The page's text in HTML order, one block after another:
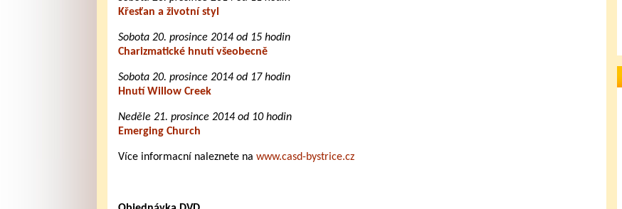
Křesťan a životní styl
Sobota 20. prosince 2014 od 15 hodin
Charizmatické hnutí všeobecně
Sobota 20. prosince 2014 od 17 hodin
Hnutí Willow Creek
Neděle 21. prosince 2014 od 10 hodin
Emerging Church
Více informacní naleznete na www.casd-bystrice.cz